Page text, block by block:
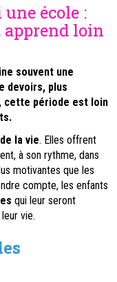
école :
apprend loin
souvent une
devoirs, plus
cette période est loin
la vie. Elles offrent
à son rythme, dans
motivantes que les
compte, les enfants
qui leur seront
vie.